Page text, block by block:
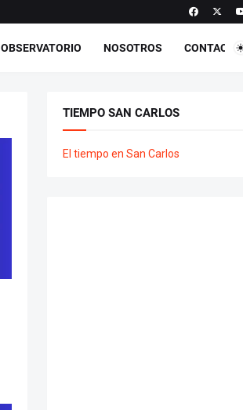
OBSERVATORIO NOSOTROS CONTACTO
TIEMPO SAN CARLOS
El tiempo en San Carlos